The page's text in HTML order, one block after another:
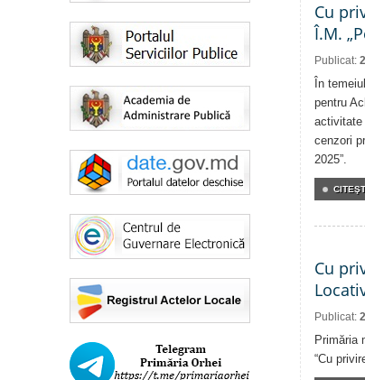
Cu
Î.M.
Publicat:
În
pentru
activitate
cenzori
2025”.
Cu
Publicat:
Primăria
“Cu